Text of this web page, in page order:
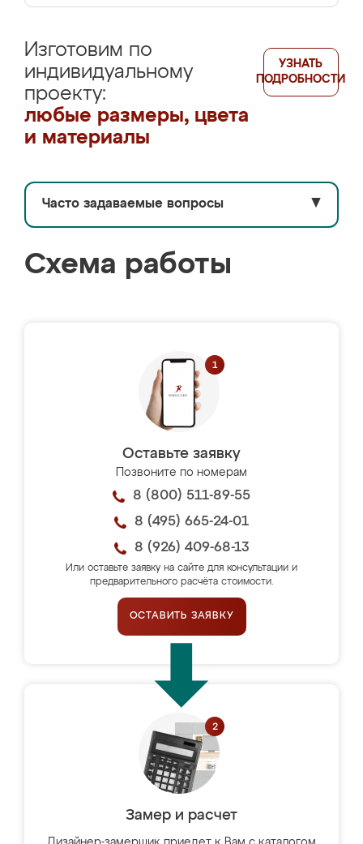
Изготовим по
индивидуальному
проекту:
любые размеры, цвета
и материалы
УЗНАТЬ
ПОДРОБНОСТИ
Часто задаваемые вопросы ▼
Схема работы
Оставьте заявку
Позвоните по номерам
8 (800) 511-89-55
8 (495) 665-24-01
8 (926) 409-68-13
Или оставьте заявку на сайте для консультации и
предварительного расчёта стоимости.
ОСТАВИТЬ ЗАЯВКУ
Замер и расчет